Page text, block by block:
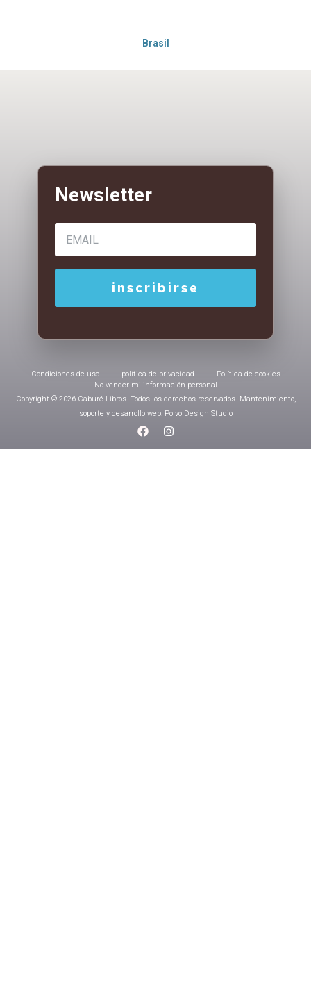
Brasil
Condiciones de uso política de privacidad
Política de cookies
No vender mi información personal
Copyright © 2026 Caburé Libros. Todos los derechos reservados. Mantenimiento,
soporte y desarrollo web: Polvo Design Studio